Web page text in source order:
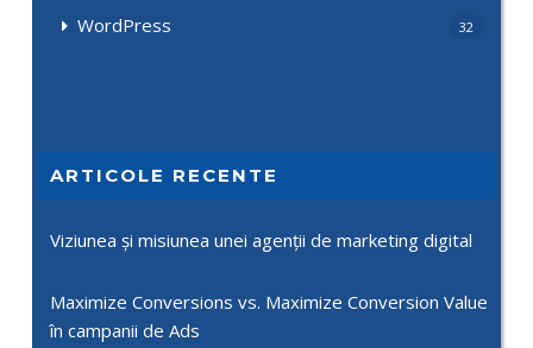
WordPress 32
ARTICOLE RECENTE
Viziunea și misiunea unei agenții de marketing digital
Maximize Conversions vs. Maximize Conversion Value
în campanii de Ads